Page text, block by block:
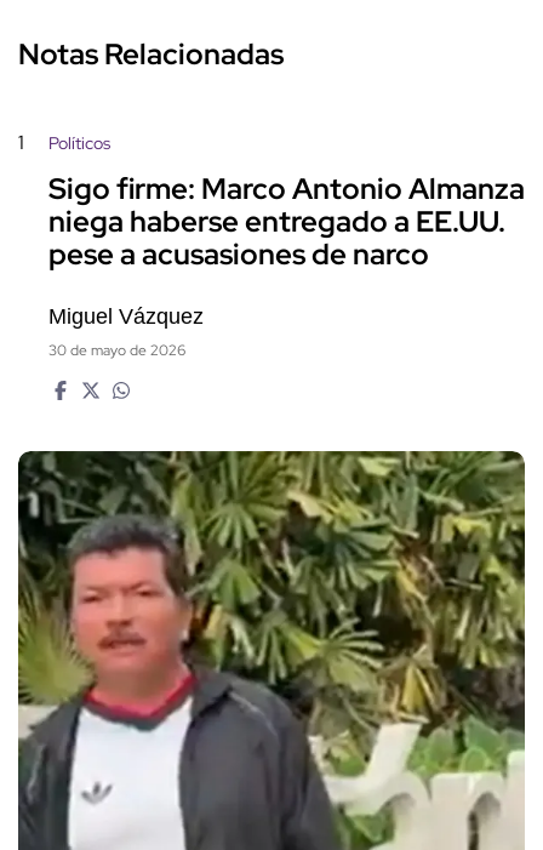
Notas Relacionadas
1 Políticos
Sigo firme: Marco Antonio Almanza
niega haberse entregado a EE.UU.
pese a acusasiones de narco
Miguel Vázquez
30 de mayo de 2026